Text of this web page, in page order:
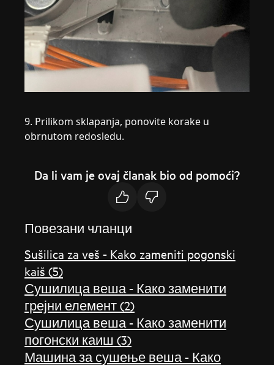
9. Prilikom sklapanja, ponovite korake u
obrnutom redosledu.
Da li vam je ovaj članak bio od pomoći?
Повезани чланци
Sušilica za veš - Kako zameniti pogonski
kaiš (5)
Сушилица веша - Како заменити
грејни елемент (2)
Сушилица веша - Како заменити
погонски каиш (3)
Машина за сушење веша - Како